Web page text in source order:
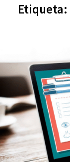
Etiqueta: